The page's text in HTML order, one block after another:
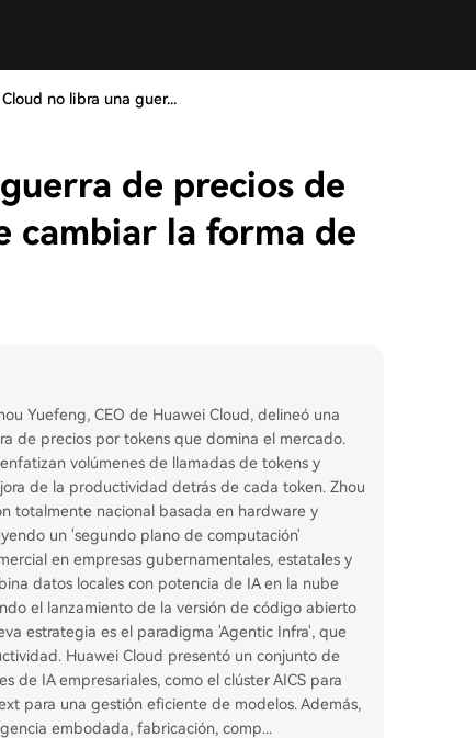
no libra una guer...
de precios de
cambiar la forma de
Yuefeng, CEO de Huawei Cloud, delineó una
de precios por tokens que domina el mercado.
volúmenes de llamadas de tokens y
de la productividad detrás de cada token. Zhou
totalmente nacional basada en hardware y
un 'segundo plano de computación'
en empresas gubernamentales, estatales y
datos locales con potencia de IA en la nube
el lanzamiento de la versión de código abierto
estrategia es el paradigma 'Agentic Infra', que
Huawei Cloud presentó un conjunto de
de IA empresariales, como el clúster AICS para
para una gestión eficiente de modelos. Además,
embodada, fabricación, comp...